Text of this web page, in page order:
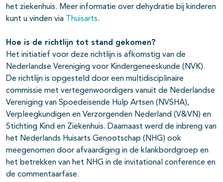
het ziekenhuis. Meer informatie over dehydratie bij kinderen
kunt u vinden via
Thuisarts.
Hoe is de richtlijn tot stand gekomen?
Het initiatief voor deze richtlijn is afkomstig van de
Nederlandse Vereniging voor Kindergeneeskunde (NVK).
De richtlijn is opgesteld door een multidisciplinaire
commissie met vertegenwoordigers vanuit de Nederlandse
Vereniging van Spoedeisende Hulp Artsen (NVSHA),
Verpleegkundigen en Verzorgenden Nederland (V&VN) en
Stichting Kind en Ziekenhuis. Daarnaast werd de inbreng van
het Nederlands Huisarts Genootschap (NHG) ook
meegenomen door afvaardiging in de klankbordgroep en
het betrekken van het NHG in de invitational conference en
de commentaarfase.